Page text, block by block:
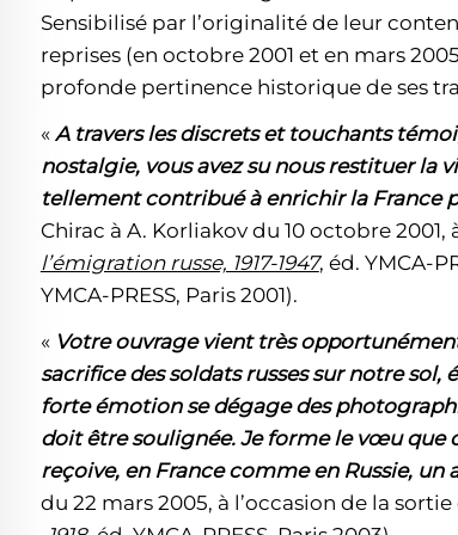
Sensibilisé par l’originalité de leur
reprises (en octobre 2001 et en mars
profonde pertinence historique de ses
« A travers les discrets et touchants
nostalgie, vous avez su nous restituer la
tellement contribué à enrichir la France
Chirac à A. Korliakov du 10 octobre
l’émigration russe, 1917-1947, éd. YMCA-
YMCA-PRESS, Paris 2001).
« Votre ouvrage vient très
sacrifice des soldats russes sur notre
forte émotion se dégage des
doit être soulignée. Je forme le vœu que
reçoive, en France comme en Russie,
du 22 mars 2005, à l’occasion de la sortie